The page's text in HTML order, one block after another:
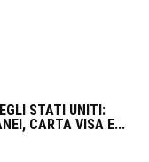
STATI UNITI:
CARTA VISA E...